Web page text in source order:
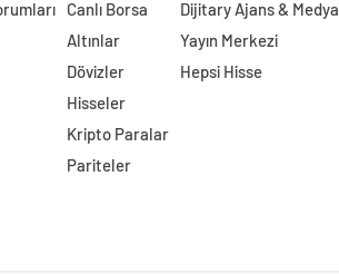
Canlı Borsa
Altınlar
Dövizler
Hisseler
Kripto Paralar
Pariteler
Dijitary Ajans & Medya
Yayın Merkezi
Hepsi Hisse